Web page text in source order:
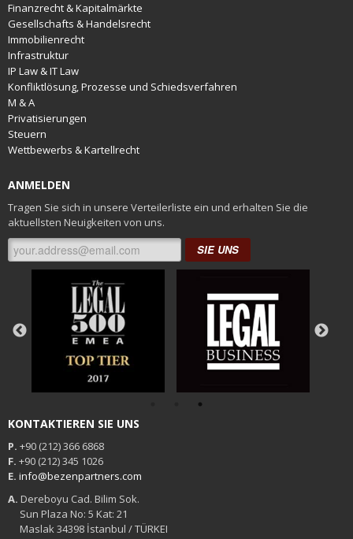
Finanzrecht & Kapitalmärkte
Gesellschafts & Handelsrecht
Immobilienrecht
Infrastruktur
IP Law & IT Law
Konfliktlösung, Prozesse und Schiedsverfahren
M & A
Privatisierungen
Steuern
Wettbewerbs & Kartellrecht
ANMELDEN
Tragen Sie sich in unsere Verteilerliste ein und erhalten Sie die
aktuellsten Neuigkeiten von uns.
SIE UNS
KONTAKTIEREN SIE UNS
P. +90 (212) 366 6868
F. +90 (212) 345 1026
E. info@bezenpartners.com
A. Dereboyu Cad. Bilim Sok.
Sun Plaza No: 5 Kat: 21
Maslak 34398 İstanbul / TÜRKEI